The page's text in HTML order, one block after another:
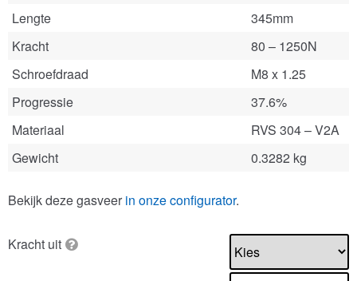
Lengte
345mm
Kracht
80 – 1250N
Schroefdraad
M8 x 1.25
Progressie
37.6%
Materiaal
RVS 304 – V2A
Gewicht
0.3282 kg
Bekijk deze gasveer in onze configurator.
Kracht uit